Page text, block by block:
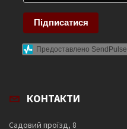
Підписатися
Предоставлено SendPulse
КОНТАКТИ
Садовий проїзд, 8